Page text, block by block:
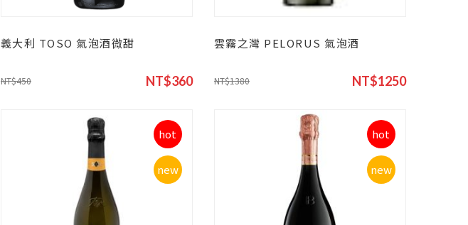
義大利 TOSO 氣泡酒微甜
NT$450 NT$360
雲霧之灣 PELORUS 氣泡酒
NT$1380 NT$1250
hot
new
hot
new